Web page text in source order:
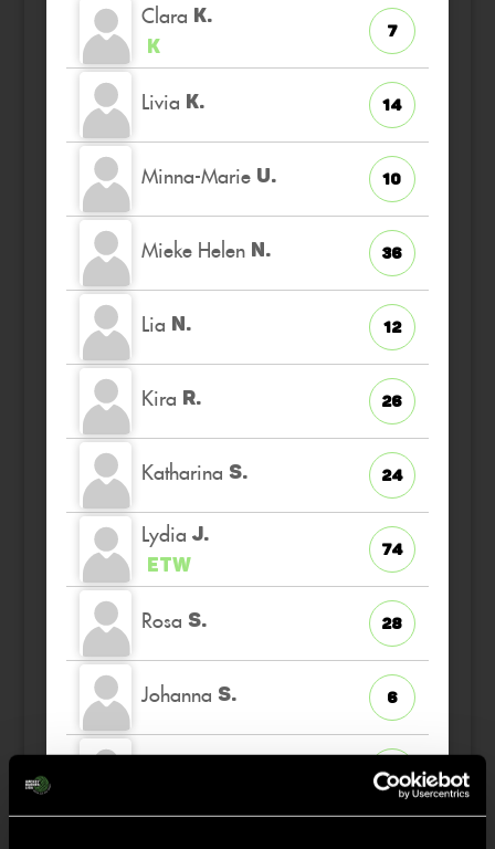
Clara K.
K
7
Livia K. 14
Minna-Marie U. 10
Mieke Helen N. 36
Lia N. 12
Kira R. 26
Katharina S. 24
Lydia J.
ETW
74
Rosa S. 28
Johanna S. 6
2